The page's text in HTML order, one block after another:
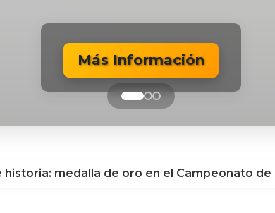
Más Información
Más Información
Más Información
historia: medalla de oro en el Campeonato